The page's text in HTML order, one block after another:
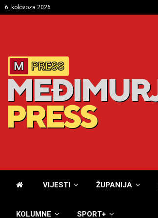
6. kolovoza 2026
VIJESTI ŽUPANIJA
KOLUMNE SPORT+